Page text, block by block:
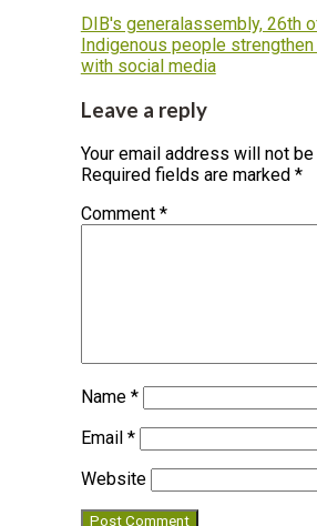
DIB's generalassembly, 26th
Indigenous people
with social media
Leave a reply
Your email address will not
Required fields are marked *
Comment *
Name *
Email *
Website